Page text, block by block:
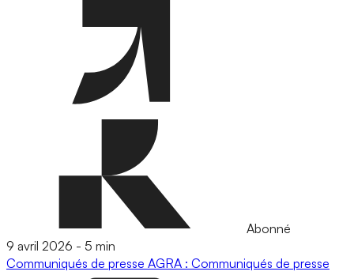
Abonné
9 avril 2026 - 5 min
Communiqués de presse AGRA : Communiqués de presse